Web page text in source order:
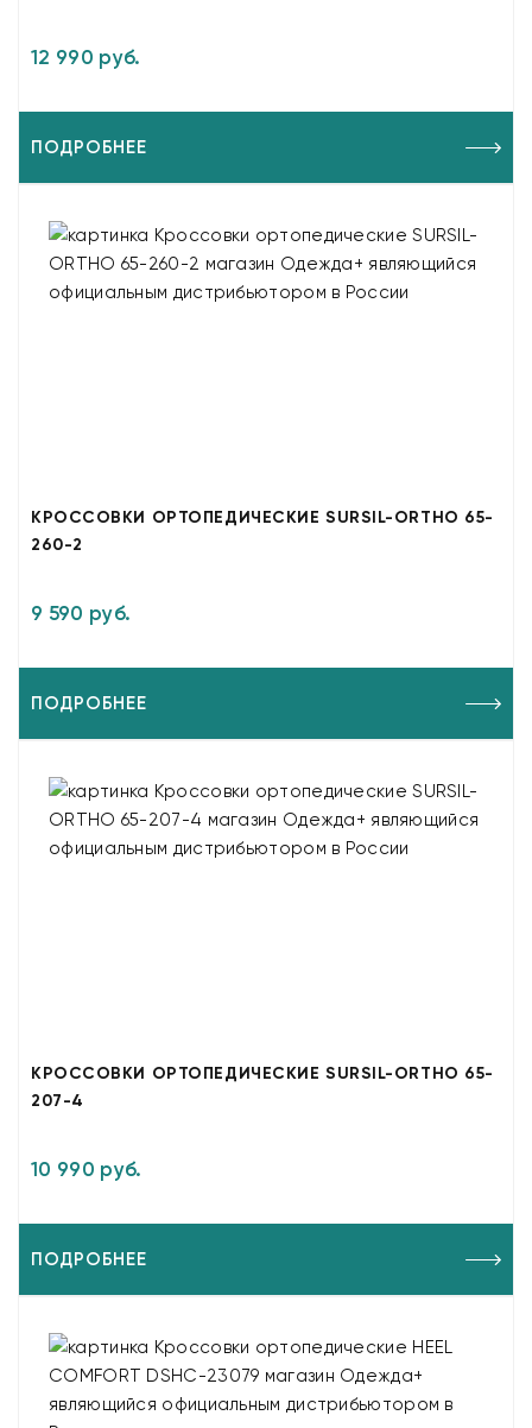
12 990 руб.
ПОДРОБНЕЕ
КРОССОВКИ ОРТОПЕДИЧЕСКИЕ SURSIL-ORTHO 65-
260-2
9 590 руб.
ПОДРОБНЕЕ
КРОССОВКИ ОРТОПЕДИЧЕСКИЕ SURSIL-ORTHO 65-
207-4
10 990 руб.
ПОДРОБНЕЕ